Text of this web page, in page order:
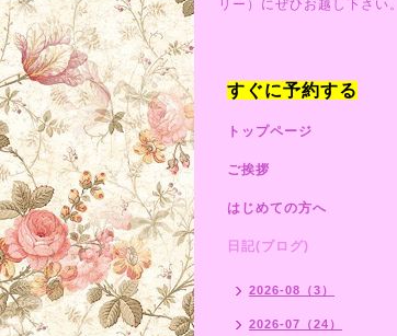
リー）にぜひお越し下さい。
すぐに予約する
トップページ
ご挨拶
はじめての方へ
日記(ブログ)
2026-08（3）
2026-07（24）